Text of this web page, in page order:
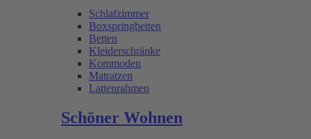
Schlafzimmer
Boxspringbetten
Betten
Kleiderschränke
Kommoden
Matratzen
Lattenrahmen
Schöner Wohnen